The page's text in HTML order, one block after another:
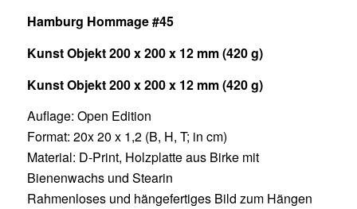
Hamburg Hommage #45
Kunst Objekt 200 x 200 x 12 mm (420 g)
Kunst Objekt 200 x 200 x 12 mm (420 g)
Auflage: Open Edition
Format: 20x 20 x 1,2 (B, H, T; in cm)
Material: D-Print, Holzplatte aus Birke mit
Bienenwachs und Stearin
Rahmenloses und hängefertiges Bild zum Hängen